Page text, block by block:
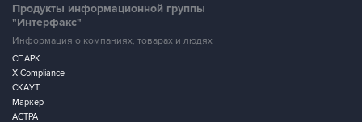
Продукты информационной группы
"Интерфакс"
Информация о компаниях, товарах и людях
СПАРК
X-Compliance
СКАУТ
Маркер
АСТРА